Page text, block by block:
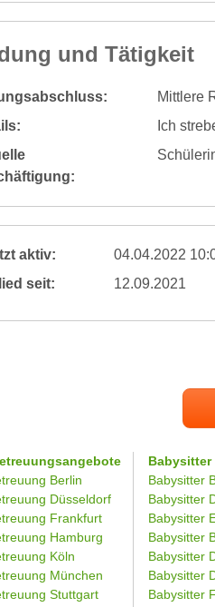
und Tätigkeit
Mittlere
Ich
aktiv: 04.04.2022
seit:
12.09.2021
Berlin
Düsseldorf
Frankfurt
Hamburg
Köln
München
Stuttgart
Babysitter
Babysitter
Babysitter
Babysitter
Babysitter
Babysitter
Babysitter
Babysitter